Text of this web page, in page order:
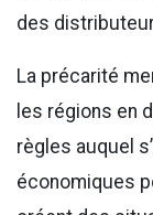
des
La précarité
les régions en
règles auquel
économiques